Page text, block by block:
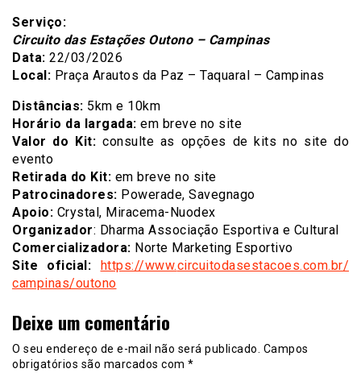
Serviço:
Circuito das Estações Outono – Campinas
Data: 22/03/2026
Local: Praça Arautos da Paz – Taquaral – Campinas
Distâncias: 5km e 10km
Horário da largada: em breve no site
Valor do Kit:consulte as opções de kits no site do
evento
Retirada do Kit: em breve no site
Patrocinadores: Powerade, Savegnago
Apoio: Crystal, Miracema-Nuodex
Organizador: Dharma Associação Esportiva e Cultural
Comercializadora: Norte Marketing Esportivo
Site oficial: https://www.circuitodasestacoes.com.br/
campinas/outono
Deixe um comentário
O seu endereço de e-mail não será publicado. Campos
obrigatórios são marcados com *